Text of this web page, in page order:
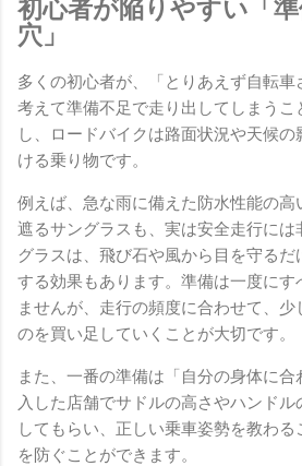
初心者が陥りやすい「
穴」
多くの初心者が、「とりあえず自転車
考えて準備不足で走り出してしまうこ
し、ロードバイクは路面状況や天候
ける乗り物です。
例えば、急な雨に備えた防水性能の高
遮るサングラスも、実は安全走行には
グラスは、飛び石や風から目を守る
する効果もあります。準備は一度にす
ませんが、走行の頻度に合わせて、
のを買い足していくことが大切です。
また、一番の準備は「自分の身体に
入した店舗でサドルの高さやハンド
してもらい、正しい乗車姿勢を教わ
を防ぐことができます。